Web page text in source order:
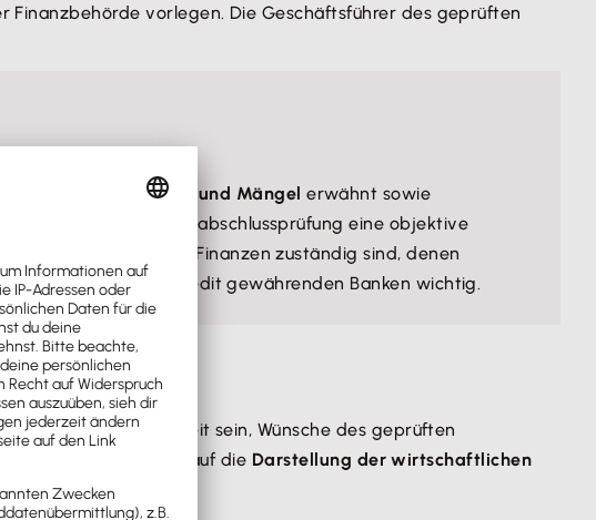
Finanzbehörde vorlegen. Die Geschäftsführer des geprüften
Schwachstellen und Mängelerwähnt sowie
über die Jahresabschlussprüfung eine objektive
und die Finanzen zuständig sind, denen
aber auch für die Kredit gewährenden Banken wichtig.
grundsätzlich bereit sein, Wünsche des geprüften
bezieht sich z. B. auf die Darstellung der wirtschaftlichen